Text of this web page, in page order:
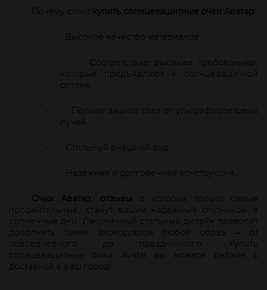
Почему стоит купить солнцезащитные очки Аватар:
· Высокое качество материалов.
·
Соответствие высоким требованиям,
которые предъявляют к солнцезащитной
оптике.
·
Полная защита глаз от ультрафиолетовых
лучей.
· Стильный внешний вид.
· Надежная и долговечная конструкция.
Очки Аватар, отзывы о которых только самые
положительные, станут вашим надежным спутником в
солнечные дни. Лаконичный стильный дизайн позволит
дополнить таким аксессуаром любой образ – от
повседневного до праздничного. Купить
солнцезащитные очки
A vatar вы можете онлайн с
доставкой в ваш город!